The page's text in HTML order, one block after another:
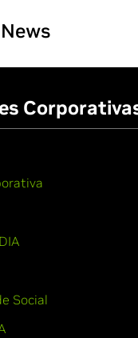
Social